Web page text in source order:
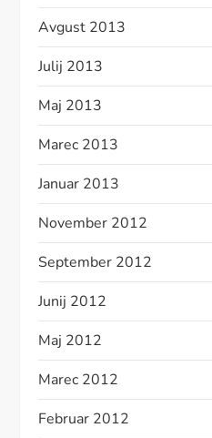
Avgust 2013
Julij 2013
Maj 2013
Marec 2013
Januar 2013
November 2012
September 2012
Junij 2012
Maj 2012
Marec 2012
Februar 2012